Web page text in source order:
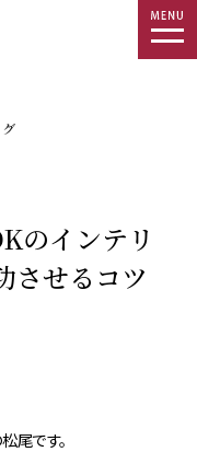
のインテリ
させるコツ
尾です。